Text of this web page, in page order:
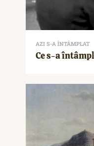
AZI S-A ÎNTÂMPLAT
Ce s-a